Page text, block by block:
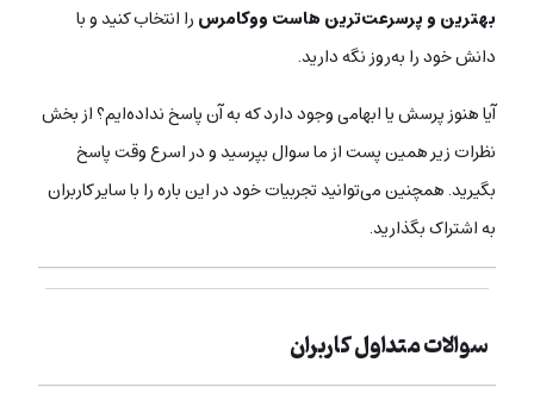
بهترین و پرسرعت‌‌ترین هاست ووکامرسرا انتخاب کنید و با
دانش خود را به‌روز نگه دارید.
آیا هنوز پرسش یا ابهامی وجود دارد که به آن پاسخ نداده‌ایم؟ از بخش
نظرات زیر همین پست از ما سوال بپرسید و در اسرع وقت پاسخ
بگیرید. همچنین می‌توانید تجربیات خود در این باره را با سایر کاربران
به اشتراک بگذارید.
سوالات متداول کاربران